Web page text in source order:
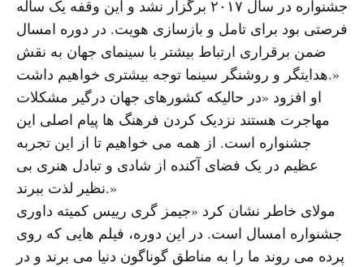
جشنواره در سال ۲۰۱۷ برگزار نشد و این وقفه یک ساله
فرصتی بود برای تامل و بازسازی هویت. در دوره امسال
ضمن برقراری ارتباط بیشتر با سینمای جهان به نقش
هدایتگر و روشنگر سینما توجه بیشتری خواهیم داشت.»
او افزود «در حالیکه کشورهای جهان درگیر مشکلات
مهاجرت هستند نزدیک کردن فرهنگ ها پیام اصلی این
جشنواره است. از همه می خواهیم تا از این تجربه
عظیم در یک فضای آکنده از شادی و تبادل هنری بی
نظیر لذت ببرند.»
مولای خاطر نشان کرد «جیمز گری رییس کمیته داوری
جشنواره امسال است. در این دوره، فیلم هایی که روی
پرده می روند ما را به مناطق گوناگون دنیا می برند و در